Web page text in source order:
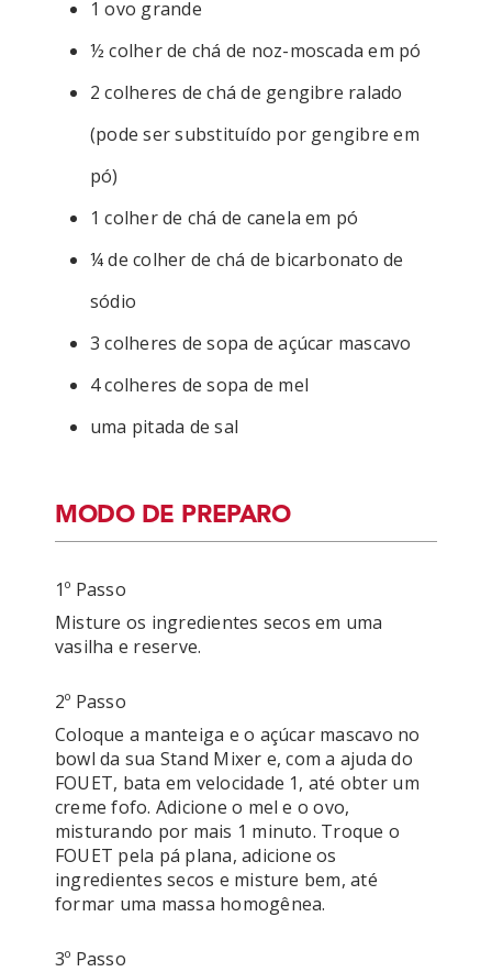
1 ovo grande
½ colher de chá de noz-moscada em pó
2 colheres de chá de gengibre ralado
(pode ser substituído por gengibre em
pó)
1 colher de chá de canela em pó
¼ de colher de chá de bicarbonato de
sódio
3 colheres de sopa de açúcar mascavo
4 colheres de sopa de mel
uma pitada de sal
MODO DE PREPARO
1º Passo
Misture os ingredientes secos em uma
vasilha e reserve.
2º Passo
Coloque a manteiga e o açúcar mascavo no
bowl da sua Stand Mixer e, com a ajuda do
FOUET, bata em velocidade 1, até obter um
creme fofo. Adicione o mel e o ovo,
misturando por mais 1 minuto. Troque o
FOUET pela pá plana, adicione os
ingredientes secos e misture bem, até
formar uma massa homogênea.
3º Passo